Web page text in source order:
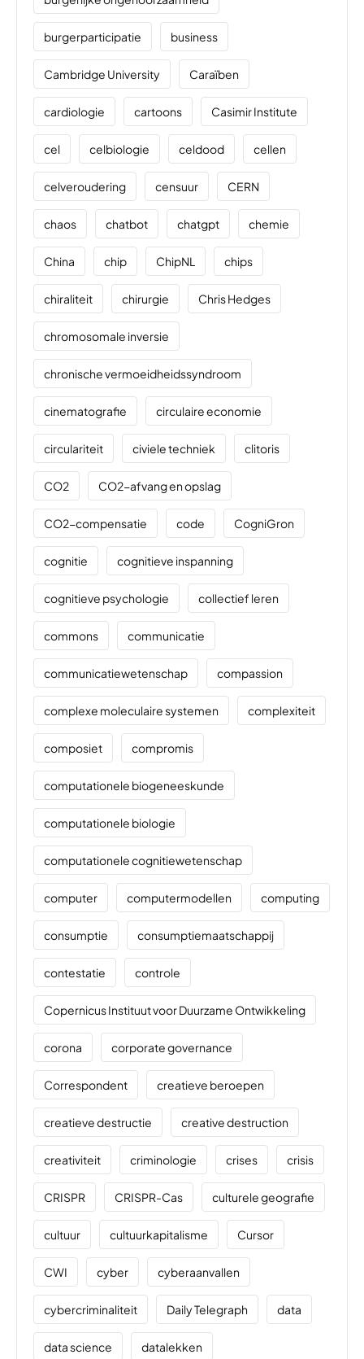
burgerparticipatie business
Cambridge University Caraïben
cardiologie cartoons Casimir Institute
cel celbiologie celdood cellen
celveroudering censuur CERN
chaos chatbot chatgpt chemie
China chip ChipNL chips
chiraliteit chirurgie Chris Hedges
chromosomale inversie
chronische vermoeidheidssyndroom
cinematografie circulaire economie
circulariteit civiele techniek clitoris
CO2 CO2-afvang en opslag
CO2-compensatie code CogniGron
cognitie cognitieve inspanning
cognitieve psychologie collectief leren
commons communicatie
communicatiewetenschap compassion
complexe moleculaire systemen complexiteit
composiet compromis
computationele biogeneeskunde
computationele biologie
computationele cognitiewetenschap
computer computermodellen computing
consumptie consumptiemaatschappij
contestatie controle
Copernicus Instituut voor Duurzame Ontwikkeling
corona corporate governance
Correspondent creatieve beroepen
creatieve destructie creative destruction
creativiteit criminologie crises crisis
CRISPR CRISPR-Cas culturele geografie
cultuur cultuurkapitalisme Cursor
CWI cyber cyberaanvallen
cybercriminaliteit Daily Telegraph data
data science datalekken